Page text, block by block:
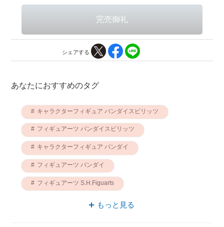
シェアする
あなたにおすすめのタグ
キャラクターフィギュア バンダイスピリッツ
フィギュアーツ バンダイスピリッツ
キャラクターフィギュア バンダイ
フィギュアーツ バンダイ
フィギュアーツ S.H.Figuarts
キャラクターフィギュア S.H.Figuarts
もっと見る